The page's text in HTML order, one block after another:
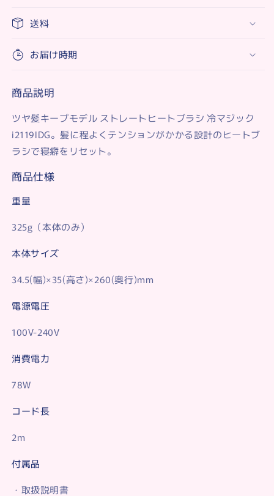
i2119IDG
送料
お届け時期
商品説明
ツヤ髪キープモデル ストレートヒートブラシ 冷マジック
i2119IDG。髪に程よくテンションがかかる設計のヒートブ
ラシで寝癖をリセット。
商品仕様
重量
325g（本体のみ）
本体サイズ
34.5(幅)×35(高さ)×260(奥行)mm
電源電圧
100V-240V
消費電力
78W
コード長
2m
付属品
・取扱説明書